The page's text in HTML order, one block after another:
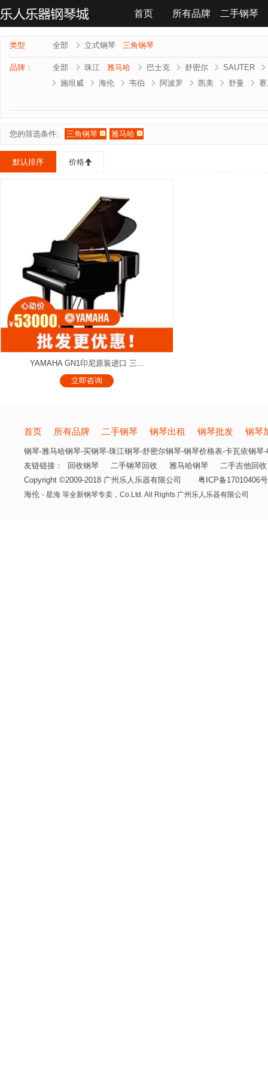
首页 所有品牌 二手钢琴
联系我们
类型 全部 立式钢琴 三角钢琴
品牌： 全部 珠江 雅马哈 巴士克 舒密尔
SAUTER
施坦威
海伦 韦伯 阿波罗 凯美 舒曼
您的筛选条件: 三角钢琴 雅马哈
默认排序 价格
YAMAHA GN1印尼原装进口 三...
立即咨询
首页 所有品牌 二手钢琴 钢琴出租 钢琴批发 钢琴
钢琴-雅马哈钢琴-买钢琴-珠江钢琴-舒密尔钢琴-钢琴价格表-卡瓦依钢琴
友链链接：
回收钢琴 二手钢琴回收 雅马哈钢琴
二手吉他回收
Copyright ©2009-2018 广州乐人乐器有限公司
粤ICP备17010406
海伦 - 星海 等全新钢琴专卖， Co.Ltd. All Rights 广州乐人乐器有限公司